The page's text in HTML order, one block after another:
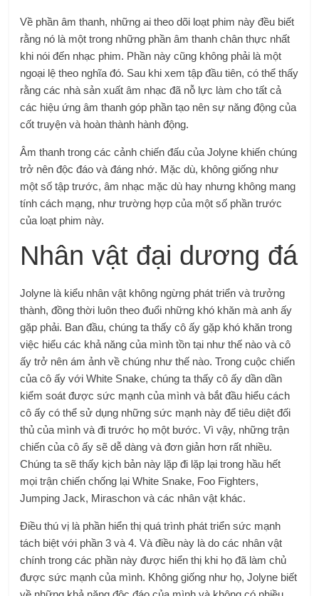
Về phần âm thanh, những ai theo dõi loạt phim này đều biết
rằng nó là một trong những phần âm thanh chân thực nhất
khi nói đến nhạc phim. Phần này cũng không phải là một
ngoại lệ theo nghĩa đó. Sau khi xem tập đầu tiên, có thể thấy
rằng các nhà sản xuất âm nhạc đã nỗ lực làm cho tất cả
các hiệu ứng âm thanh góp phần tạo nên sự năng động của
cốt truyện và hoàn thành hành động.
Âm thanh trong các cảnh chiến đấu của Jolyne khiến chúng
trở nên độc đáo và đáng nhớ. Mặc dù, không giống như
một số tập trước, âm nhạc mặc dù hay nhưng không mang
tính cách mạng, như trường hợp của một số phần trước
của loạt phim này.
Nhân vật đại dương đá
Jolyne là kiểu nhân vật không ngừng phát triển và trưởng
thành, đồng thời luôn theo đuổi những khó khăn mà anh ấy
gặp phải. Ban đầu, chúng ta thấy cô ấy gặp khó khăn trong
việc hiểu các khả năng của mình tồn tại như thế nào và cô
ấy trở nên ám ảnh về chúng như thế nào. Trong cuộc chiến
của cô ấy với White Snake, chúng ta thấy cô ấy dần dần
kiểm soát được sức mạnh của mình và bắt đầu hiểu cách
cô ấy có thể sử dụng những sức mạnh này để tiêu diệt đối
thủ của mình và đi trước họ một bước. Vì vậy, những trận
chiến của cô ấy sẽ dễ dàng và đơn giản hơn rất nhiều.
Chúng ta sẽ thấy kịch bản này lặp đi lặp lại trong hầu hết
mọi trận chiến chống lại White Snake, Foo Fighters,
Jumping Jack, Miraschon và các nhân vật khác.
Điều thú vị là phần hiển thị quá trình phát triển sức mạnh
tách biệt với phần 3 và 4. Và điều này là do các nhân vật
chính trong các phần này được hiển thị khi họ đã làm chủ
được sức mạnh của mình. Không giống như họ, Jolyne biết